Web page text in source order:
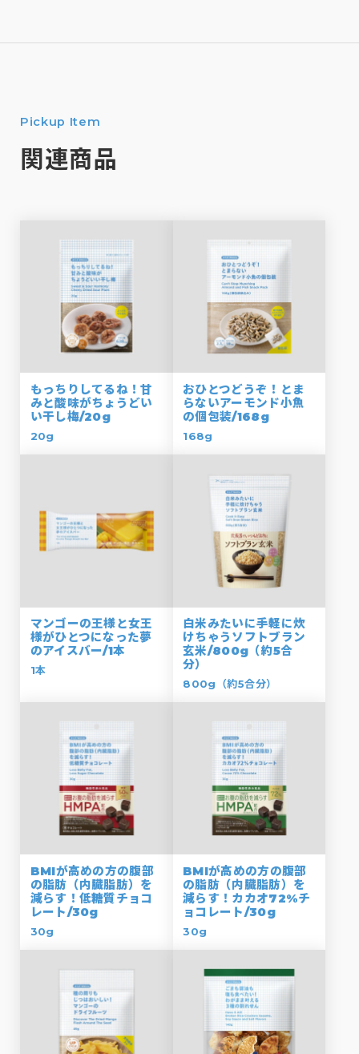
Pickup Item
関連商品
もっちりしてるね！甘
みと酸味がちょうどい
い干し梅/20g
20g
おひとつどうぞ！とま
らないアーモンド小魚
の個包装/168g
168g
マンゴーの王様と女王
様がひとつになった夢
のアイスバー/1本
1本
白米みたいに手軽に炊
けちゃうソフトブラン
玄米/800g（約5合
分）
800g（約5合分）
BMIが高めの方の腹部
の脂肪（内臓脂肪）を
減らす！低糖質チョコ
レート/30g
30g
BMIが高めの方の腹部
の脂肪（内臓脂肪）を
減らす！カカオ72%チ
ョコレート/30g
30g